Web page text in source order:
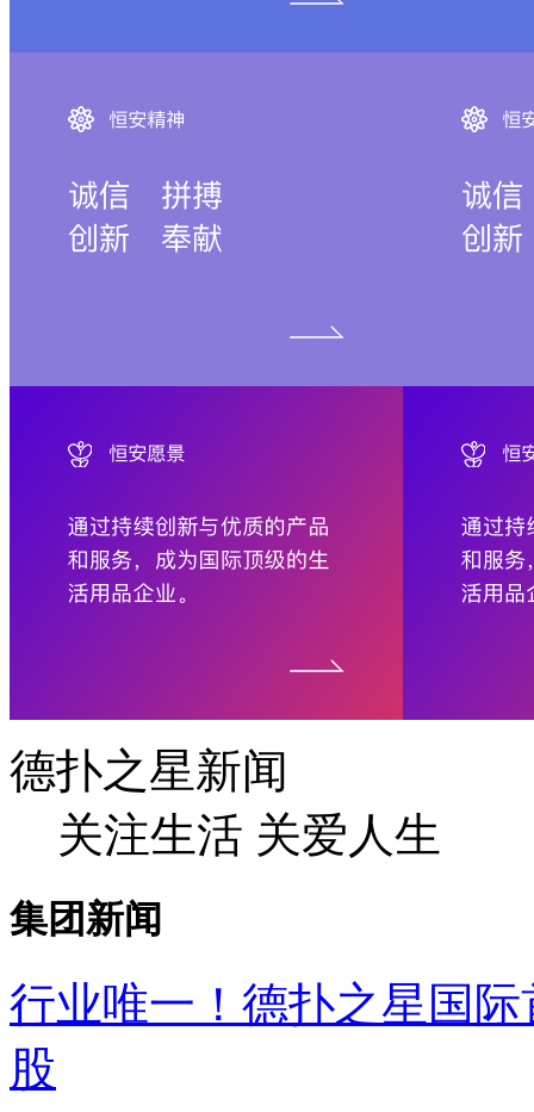
德扑之星新闻
关注生活 关爱人生
集团新闻
行业唯一！德扑之星国
股